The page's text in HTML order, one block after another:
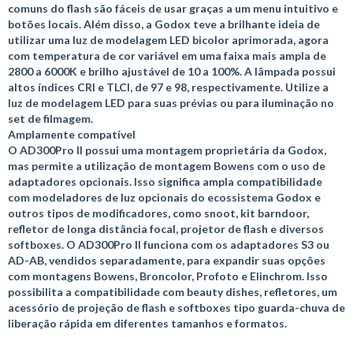
comuns do flash são fáceis de usar graças a um menu intuitivo e
botões locais. Além disso, a Godox teve a brilhante ideia de
utilizar uma luz de modelagem LED bicolor aprimorada, agora
com temperatura de cor variável em uma faixa mais ampla de
2800 a 6000K e brilho ajustável de 10 a 100%. A lâmpada possui
altos índices CRI e TLCI, de 97 e 98, respectivamente. Utilize a
luz de modelagem LED para suas prévias ou para iluminação no
set de filmagem.
Amplamente compatível
O AD300Pro II possui uma montagem proprietária da Godox,
mas permite a utilização de montagem Bowens com o uso de
adaptadores opcionais. Isso significa ampla compatibilidade
com modeladores de luz opcionais do ecossistema Godox e
outros tipos de modificadores, como snoot, kit barndoor,
refletor de longa distância focal, projetor de flash e diversos
softboxes. O AD300Pro II funciona com os adaptadores S3 ou
AD-AB, vendidos separadamente, para expandir suas opções
com montagens Bowens, Broncolor, Profoto e Elinchrom. Isso
possibilita a compatibilidade com beauty dishes, refletores, um
acessório de projeção de flash e softboxes tipo guarda-chuva de
liberação rápida em diferentes tamanhos e formatos.